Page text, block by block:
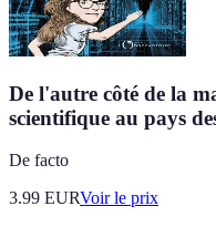
De l'autre côté de la
scientifique au pays
De facto
3.99 EURVoir le prix